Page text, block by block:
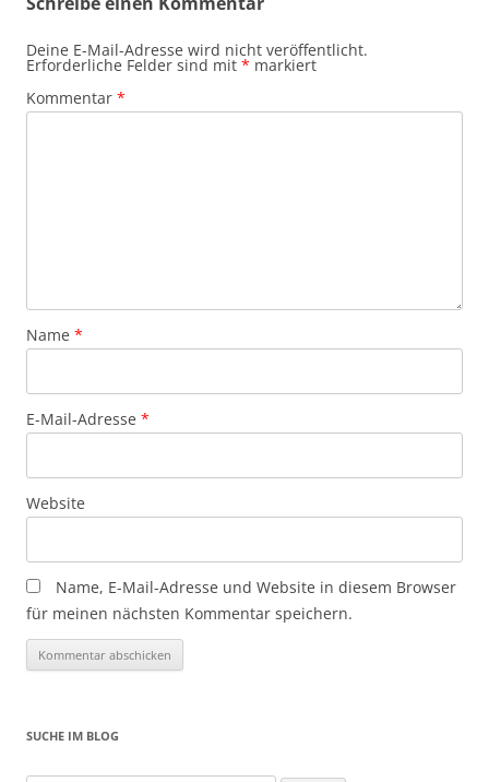
Deine E-Mail-Adresse wird nicht veröffentlicht.
Erforderliche Felder sind mit * markiert
Kommentar *
Name *
E-Mail-Adresse *
Website
Name, E-Mail-Adresse und Website in diesem Browser
für meinen nächsten Kommentar speichern.
SUCHE IM BLOG